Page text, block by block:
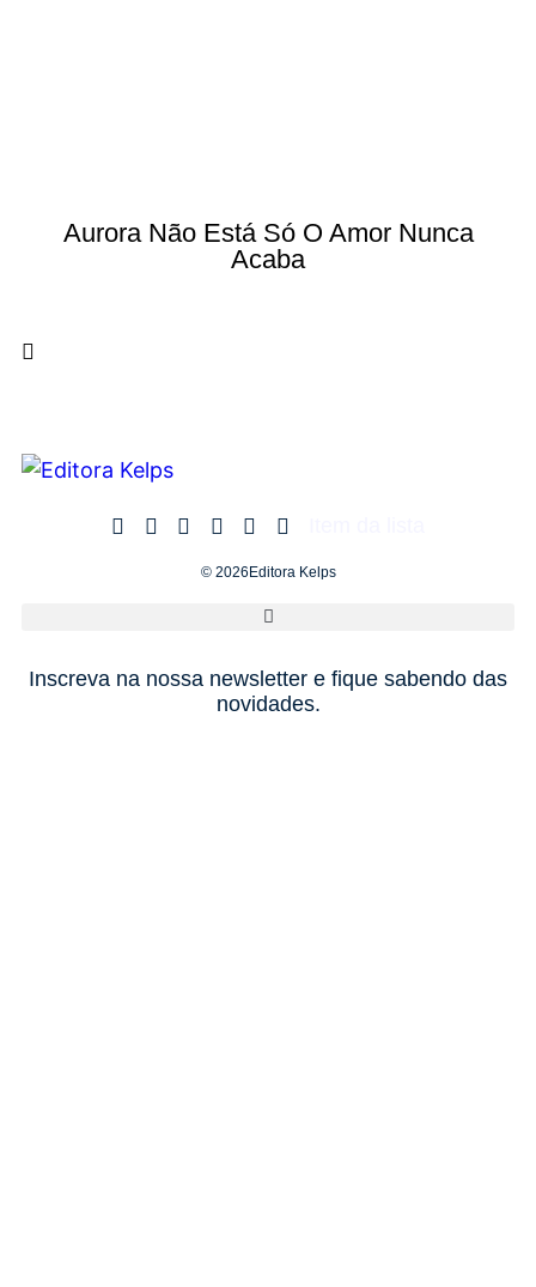
Aurora Não Está Só O Amor Nunca
Acaba
© 2026Editora Kelps
Inscreva na nossa newsletter e fique sabendo das
novidades.